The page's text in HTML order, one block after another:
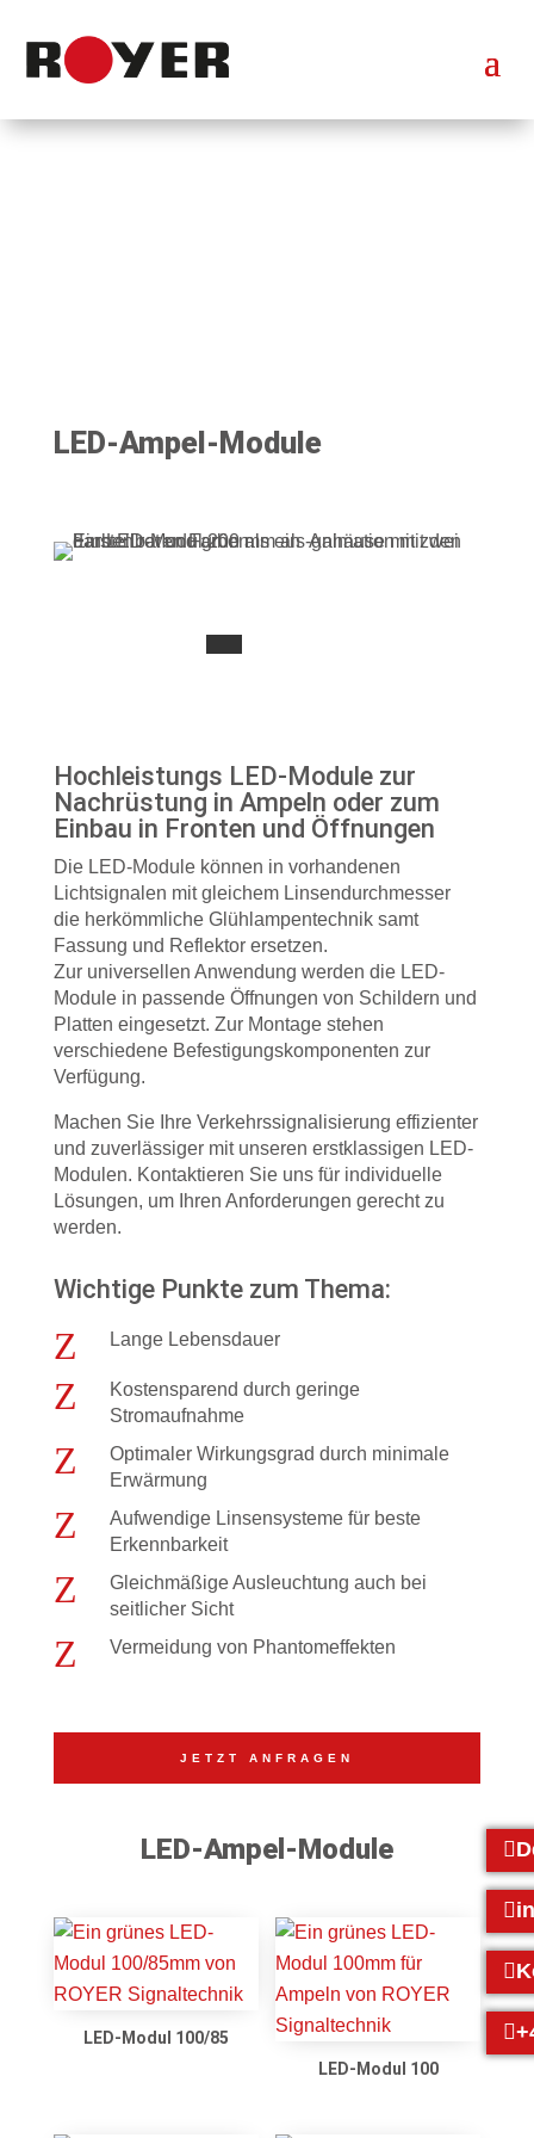
LED-Ampel-Module
Hochleistungs LED-Module zur
Nachrüstung in Ampeln oder zum
Einbau in Fronten und Öffnungen
Die LED-Module können in vorhandenen
Lichtsignalen mit gleichem Linsendurchmesser
die herkömmliche Glühlampentechnik samt
Fassung und Reflektor ersetzen.
Zur universellen Anwendung werden die LED-
Module in passende Öffnungen von Schildern und
Platten eingesetzt. Zur Montage stehen
verschiedene Befestigungskomponenten zur
Verfügung.
Machen Sie Ihre Verkehrssignalisierung effizienter
und zuverlässiger mit unseren erstklassigen LED-
Modulen. Kontaktieren Sie uns für individuelle
Lösungen, um Ihren Anforderungen gerecht zu
werden.
Wichtige Punkte zum Thema:
Z Lange Lebensdauer
Z
Kostensparend durch geringe
Stromaufnahme
Z
Optimaler Wirkungsgrad durch minimale
Erwärmung
Z
Aufwendige Linsensysteme für beste
Erkennbarkeit
Z
Gleichmäßige Ausleuchtung auch bei
seitlicher Sicht
Z Vermeidung von Phantomeffekten
JETZT ANFRAGEN
LED-Ampel-Module
LED-Modul 100/85
LED-Modul 100